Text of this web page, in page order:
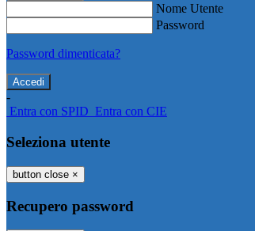
Nome Utente
Password
Password dimenticata?
-
Entra con SPID Entra con CIE
Seleziona utente
button close ×
Recupero password